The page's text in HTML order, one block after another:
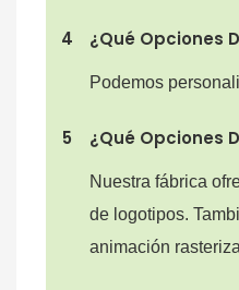
4 ¿Qué Opciones
Podemos
5 ¿Qué Opciones
Nuestra fábrica
de logotipos.
animación